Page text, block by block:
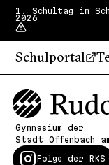
1. Schultag im
2026
Schulportal
Gymnasium der
Stadt Offenbach
Folge der RKS